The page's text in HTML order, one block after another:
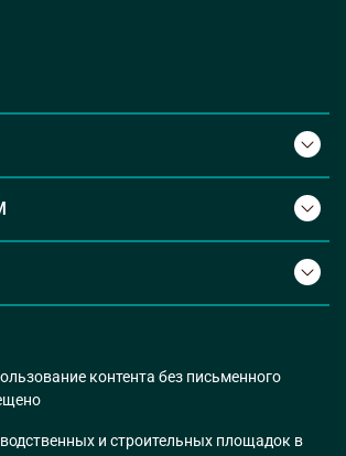
контента без письменного
и строительных площадок в